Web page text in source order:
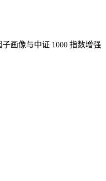
画像与中证 1000 指数增强